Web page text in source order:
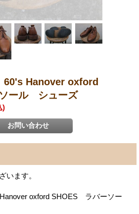
Hanover oxford
ール シューズ
)
います。
oxford SHOES ラバーソー